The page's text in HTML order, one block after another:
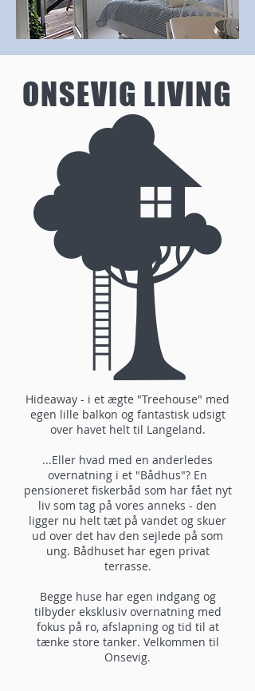
ONSEVIG LIVING
Hideaway - i et ægte "Treehouse" med
egen lille balkon og fantastisk udsigt
over havet helt til Langeland.
...Eller hvad med en anderledes
overnatning i et "Bådhus"? En
pensioneret fiskerbåd som har fået nyt
liv som tag på vores anneks - den
ligger nu helt tæt på vandet og skuer
ud over det hav den sejlede på som
ung. Bådhuset har egen privat
terrasse.
Begge huse har egen indgang og
tilbyder eksklusiv overnatning med
fokus på ro, afslapning og tid til at
tænke store tanker. Velkommen til
Onsevig.